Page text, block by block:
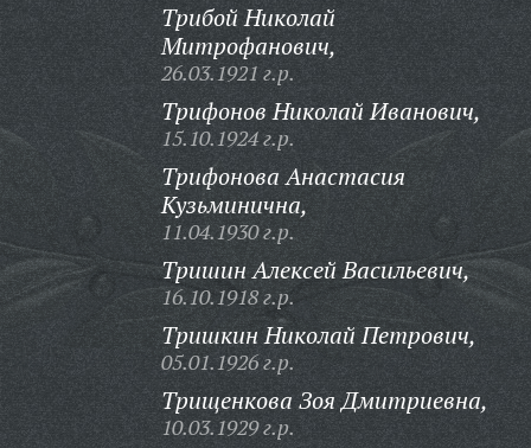
Трибой Николай
Митрофанович,
26.03.1921 г.р.
Трифонов Николай Иванович,
15.10.1924 г.р.
Трифонова Анастасия
Кузьминична,
11.04.1930 г.р.
Тришин Алексей Васильевич,
16.10.1918 г.р.
Тришкин Николай Петрович,
05.01.1926 г.р.
Трищенкова Зоя Дмитриевна,
10.03.1929 г.р.